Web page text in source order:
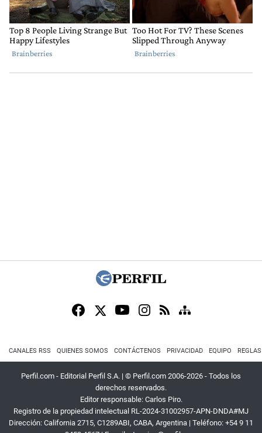
CANALES RSS QUIENES SOMOS CONTÁCTENOS PRIVACIDAD EQUIPO
Perfil.com - Editorial Perfil S.A. | © Perfil.com 2006-2026 - Todos los
derechos reservados.
Editor responsable: Carlos Piro.
Registro de la propiedad intelectual RL-2024-31002957-APN-DNDA#MJ
Dirección: California 2715, C1289ABI, CABA, Argentina | Teléfono: +54 9 11